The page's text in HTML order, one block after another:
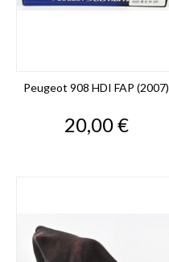
Peugeot 908 HDI FAP (2007)
Prix
20,00 €